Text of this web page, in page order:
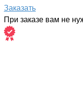
Заказать
При заказе вам не